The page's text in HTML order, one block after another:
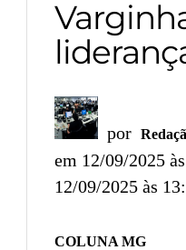
por
em 12/09/2025
12/09/2025 às
COLUNA MG